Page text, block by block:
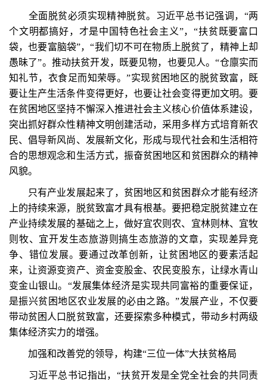
全面脱贫必须实现精神脱贫。习近平总书记强调，“两
个文明都搞好，才是中国特色社会主义”，“扶贫既要富口
袋，也要富脑袋”，“我们切不可在物质上脱贫了，精神上却
愚昧了”。推动扶贫开发，既要见物，也要见人。“仓廪实而
知礼节，衣食足而知荣辱。”实现贫困地区的脱贫致富，既
要让生产生活条件变得更好，也要让社会变得更加文明。要
在贫困地区坚持不懈深入推进社会主义核心价值体系建设，
突出抓好群众性精神文明创建活动，采用多样方式培育新农
民、倡导新风尚、发展新文化，形成与现代社会和生活相符
合的思想观念和生活方式，振奋贫困地区和贫困群众的精神
风貌。
只有产业发展起来了，贫困地区和贫困群众才能有经济
上的持续来源，脱贫致富才具有根基。要把稳定脱贫建立在
产业持续发展的基础之上，做好宜农则农、宜林则林、宜牧
则牧、宜开发生态旅游则搞生态旅游的文章，实现差异竞
争、错位发展。要通过改革创新，让贫困地区的要素活起
来，让资源变资产、资金变股金、农民变股东，让绿水青山
变金山银山。“发展集体经济是实现共同富裕的重要保证，
是振兴贫困地区农业发展的必由之路。”发展产业，不仅要
带动贫困人口脱贫致富，还要探索多种模式，带动乡村两级
集体经济实力的增强。
加强和改善党的领导，构建“三位一体”大扶贫格局
习近平总书记指出，“扶贫开发是全党全社会的共同责